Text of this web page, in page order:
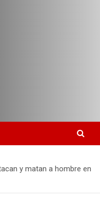
y matan a hombre en